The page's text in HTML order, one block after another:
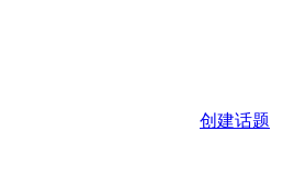
创建话题